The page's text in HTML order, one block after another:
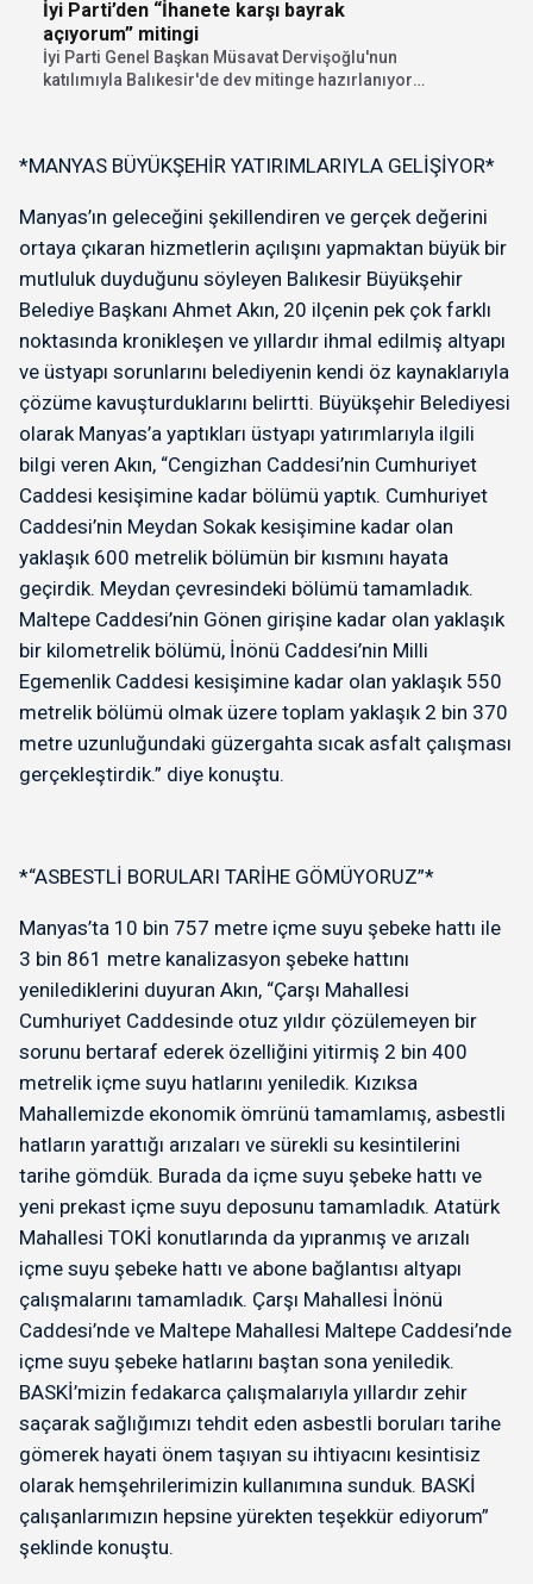
İyi Parti’den “İhanete karşı bayrak
açıyorum” mitingi
İyi Parti Genel Başkan Müsavat Dervişoğlu'nun
katılımıyla Balıkesir'de dev mitinge hazırlanıyor.
*MANYAS BÜYÜKŞEHİR YATIRIMLARIYLA GELİŞİYOR*
Manyas’ın geleceğini şekillendiren ve gerçek değerini
ortaya çıkaran hizmetlerin açılışını yapmaktan büyük bir
mutluluk duyduğunu söyleyen Balıkesir Büyükşehir
Belediye Başkanı Ahmet Akın, 20 ilçenin pek çok farklı
noktasında kronikleşen ve yıllardır ihmal edilmiş altyapı
ve üstyapı sorunlarını belediyenin kendi öz kaynaklarıyla
çözüme kavuşturduklarını belirtti. Büyükşehir Belediyesi
olarak Manyas’a yaptıkları üstyapı yatırımlarıyla ilgili
bilgi veren Akın, “Cengizhan Caddesi’nin Cumhuriyet
Caddesi kesişimine kadar bölümü yaptık. Cumhuriyet
Caddesi’nin Meydan Sokak kesişimine kadar olan
yaklaşık 600 metrelik bölümün bir kısmını hayata
geçirdik. Meydan çevresindeki bölümü tamamladık.
Maltepe Caddesi’nin Gönen girişine kadar olan yaklaşık
bir kilometrelik bölümü, İnönü Caddesi’nin Milli
Egemenlik Caddesi kesişimine kadar olan yaklaşık 550
metrelik bölümü olmak üzere toplam yaklaşık 2 bin 370
metre uzunluğundaki güzergahta sıcak asfalt çalışması
gerçekleştirdik.” diye konuştu.
*“ASBESTLİ BORULARI TARİHE GÖMÜYORUZ”*
Manyas’ta 10 bin 757 metre içme suyu şebeke hattı ile
3 bin 861 metre kanalizasyon şebeke hattını
yenilediklerini duyuran Akın, “Çarşı Mahallesi
Cumhuriyet Caddesinde otuz yıldır çözülemeyen bir
sorunu bertaraf ederek özelliğini yitirmiş 2 bin 400
metrelik içme suyu hatlarını yeniledik. Kızıksa
Mahallemizde ekonomik ömrünü tamamlamış, asbestli
hatların yarattığı arızaları ve sürekli su kesintilerini
tarihe gömdük. Burada da içme suyu şebeke hattı ve
yeni prekast içme suyu deposunu tamamladık. Atatürk
Mahallesi TOKİ konutlarında da yıpranmış ve arızalı
içme suyu şebeke hattı ve abone bağlantısı altyapı
çalışmalarını tamamladık. Çarşı Mahallesi İnönü
Caddesi’nde ve Maltepe Mahallesi Maltepe Caddesi’nde
içme suyu şebeke hatlarını baştan sona yeniledik.
BASKİ’mizin fedakarca çalışmalarıyla yıllardır zehir
saçarak sağlığımızı tehdit eden asbestli boruları tarihe
gömerek hayati önem taşıyan su ihtiyacını kesintisiz
olarak hemşehrilerimizin kullanımına sunduk. BASKİ
çalışanlarımızın hepsine yürekten teşekkür ediyorum”
şeklinde konuştu.